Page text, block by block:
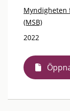
Myndigheten
(MSB)
2022